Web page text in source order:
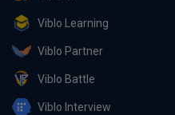
Viblo Learning
Viblo Partner
Viblo Battle
Viblo Interview